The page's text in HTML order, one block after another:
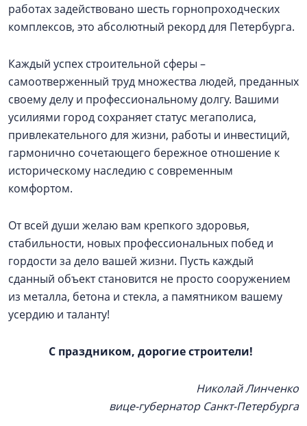
работах задействовано шесть горнопроходческих
комплексов, это абсолютный рекорд для Петербурга.
Каждый успех строительной сферы –
самоотверженный труд множества людей, преданных
своему делу и профессиональному долгу. Вашими
усилиями город сохраняет статус мегаполиса,
привлекательного для жизни, работы и инвестиций,
гармонично сочетающего бережное отношение к
историческому наследию с современным
комфортом.
От всей души желаю вам крепкого здоровья,
стабильности, новых профессиональных побед и
гордости за дело вашей жизни. Пусть каждый
сданный объект становится не просто сооружением
из металла, бетона и стекла, а памятником вашему
усердию и таланту!
С праздником, дорогие строители!
Николай Линченко
вице-губернатор Санкт-Петербурга